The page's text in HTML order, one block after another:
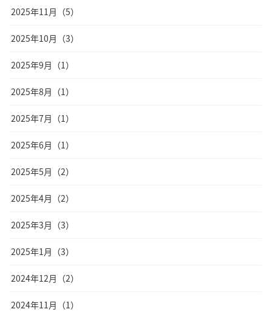
2025年11月（5）
2025年10月（3）
2025年9月（1）
2025年8月（1）
2025年7月（1）
2025年6月（1）
2025年5月（2）
2025年4月（2）
2025年3月（3）
2025年1月（3）
2024年12月（2）
2024年11月（1）